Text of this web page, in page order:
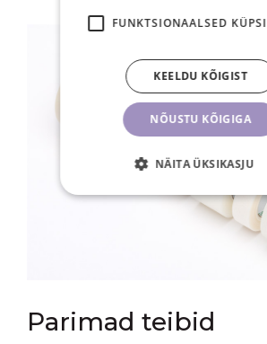
Parimad teibid
FUNKTSIONAALSED
NÕUSTU KÕIGIGA
KEELDU KÕIGIST
NÄITA ÜKSIKASJU